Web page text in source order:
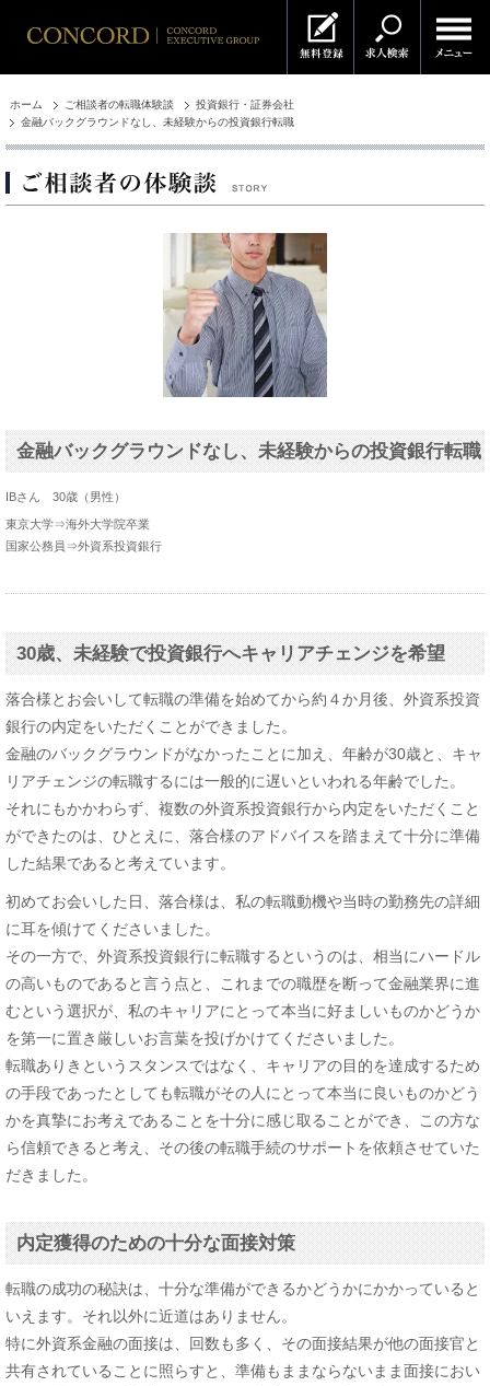
ホーム ご相談者の転職体験談
投資銀行・証券会社
金融バックグラウンドなし、未経験からの投資銀行転職
金融バックグラウンドなし、未経験からの投資銀行転職
IBさん 30歳（男性）
東京大学⇒海外大学院卒業
国家公務員⇒外資系投資銀行
30歳、未経験で投資銀行へキャリアチェンジを希望
落合様とお会いして転職の準備を始めてから約４か月後、外資系投資
銀行の内定をいただくことができました。
金融のバックグラウンドがなかったことに加え、年齢が30歳と、キャ
リアチェンジの転職するには一般的に遅いといわれる年齢でした。
それにもかかわらず、複数の外資系投資銀行から内定をいただくこと
ができたのは、ひとえに、落合様のアドバイスを踏まえて十分に準備
した結果であると考えています。
初めてお会いした日、落合様は、私の転職動機や当時の勤務先の詳細
に耳を傾けてくださいました。
その一方で、外資系投資銀行に転職するというのは、相当にハードル
の高いものであると言う点と、これまでの職歴を断って金融業界に進
むという選択が、私のキャリアにとって本当に好ましいものかどうか
を第一に置き厳しいお言葉を投げかけてくださいました。
転職ありきというスタンスではなく、キャリアの目的を達成するため
の手段であったとしても転職がその人にとって本当に良いものかどう
かを真摯にお考えであることを十分に感じ取ることができ、この方な
ら信頼できると考え、その後の転職手続のサポートを依頼させていた
だきました。
内定獲得のための十分な面接対策
転職の成功の秘訣は、十分な準備ができるかどうかにかかっていると
いえます。それ以外に近道はありません。
特に外資系金融の面接は、回数も多く、その面接結果が他の面接官と
共有されていることに照らすと、準備もままならないまま面接におい